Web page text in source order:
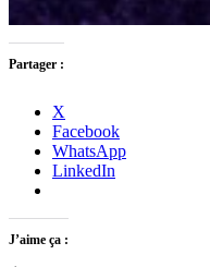
Partager :
X
Facebook
WhatsApp
LinkedIn
J’aime ça :